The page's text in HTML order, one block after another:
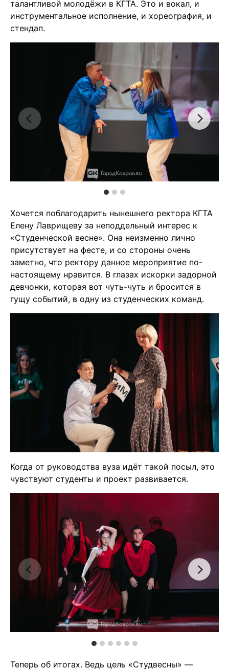
талантливой молодёжи в КГТА. Это и вокал, и
инструментальное исполнение, и хореография, и
стендап.
Хочется поблагодарить нынешнего ректора КГТА
Елену Лаврищеву за неподдельный интерес к
«Студенческой весне». Она неизменно лично
присутствует на фесте, и со стороны очень
заметно, что ректору данное мероприятие по-
настоящему нравится. В глазах искорки задорной
девчонки, которая вот чуть-чуть и бросится в
гущу событий, в одну из студенческих команд.
Когда от руководства вуза идёт такой посыл, это
чувствуют студенты и проект развивается.
Теперь об итогах. Ведь цель «Студвесны» —